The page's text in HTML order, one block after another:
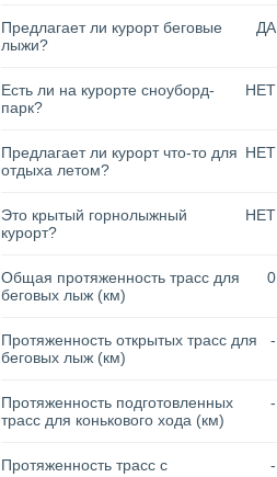
Предлагает ли курорт беговые
лыжи?
ДА
Есть ли на курорте сноуборд-
парк?
НЕТ
Предлагает ли курорт что-то для
отдыха летом?
НЕТ
Это крытый горнолыжный
курорт?
НЕТ
Общая протяженность трасс для
беговых лыж (км)
0
Протяженность открытых трасс для
беговых лыж (км)
-
Протяженность подготовленных
трасс для конькового хода (км)
-
Протяженность трасс с
-